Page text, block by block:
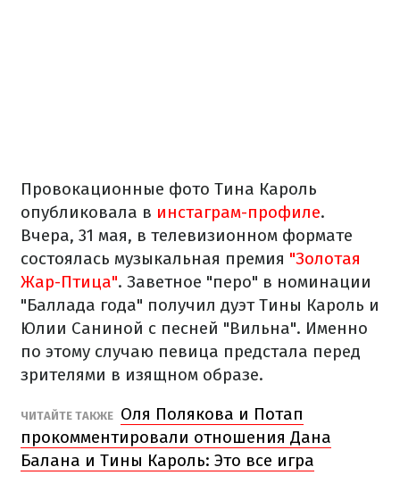
Провокационные фото Тина Кароль
опубликовала в инстаграм-профиле.
Вчера, 31 мая, в телевизионном формате
состоялась музыкальная премия "Золотая
Жар-Птица". Заветное "перо" в номинации
"Баллада года" получил дуэт Тины Кароль и
Юлии Саниной с песней "Вильна". Именно
по этому случаю певица предстала перед
зрителями в изящном образе.
ЧИТАЙТЕ ТАКЖЕ Оля Полякова и Потап
прокомментировали отношения Дана
Балана и Тины Кароль: Это все игра